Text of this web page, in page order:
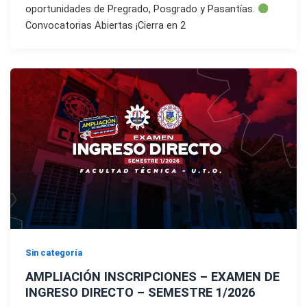
oportunidades de Pregrado, Posgrado y Pasantías.
Convocatorias Abiertas ¡Cierra en 2
Sin categoría
AMPLIACIÓN INSCRIPCIONES – EXAMEN DE
INGRESO DIRECTO – SEMESTRE 1/2026